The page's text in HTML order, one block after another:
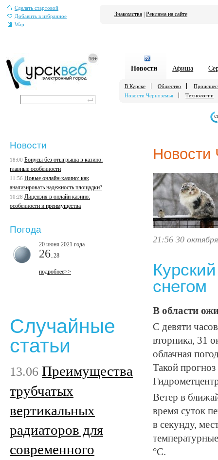
Сделать стартовой
Добавить в избранное
Wap
Знакомства Реклама на сайте
Новости Афиша
В Курске Общество
Новости Черноземья
Технологии
Новости
21:56 30
снегом
В области
С девяти
вторника, 31
облачная
Такой
Ветер в
время суток
в секунду,
°С.
Новости
18:00 Бонусы без отыгрыша в казино:
главные особенности
11:56 Новые онлайн-казино: как
анализировать надежность площадки?
10:28 Лицензия в онлайн казино:
особенности и преимущества
Погода
20 июня 2021 года
26 ..28
подробнее>>
Случайные
статьи
13.06 Преимущества
трубчатых
вертикальных
радиаторов для
современного